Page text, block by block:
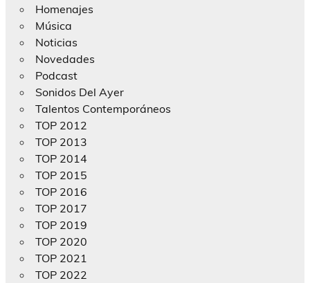
Homenajes
Música
Noticias
Novedades
Podcast
Sonidos Del Ayer
Talentos Contemporáneos
TOP 2012
TOP 2013
TOP 2014
TOP 2015
TOP 2016
TOP 2017
TOP 2019
TOP 2020
TOP 2021
TOP 2022